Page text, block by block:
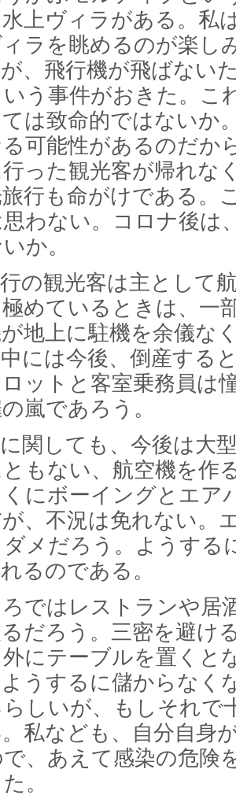
上ヴィラがある。私
ラを眺めるのが楽し
、飛行機が飛ばない
う事件がおきた。こ
は致命的ではないか
可能性があるのだか
った観光客が帰れな
行も命がけである。
わない。コロナ後は
か。
の観光客は主として
めているときは、一
地上に駐機を余儀な
には今後、倒産する
ットと客室乗務員は
嵐であろう。
関しても、今後は大
もない、航空機を作
にボーイングとエア
、不況は免れない。
メだろう。ようする
るのである。
ではレストランや居
だろう。三密を避け
にテーブルを置くと
うするに儲からなく
しいが、もしそれで
私なども、自分自身
、あえて感染の危険
。